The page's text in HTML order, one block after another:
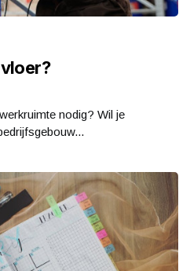
nodig? Wil je